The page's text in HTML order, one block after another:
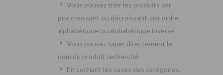
Vous pouvez trier les produits par
prix croissant ou décroissant, par ordre
alphabétique ou alphabétique inversé
Vous pouvez taper directement le
nom du produit recherché
En cochant les cases des catégories,